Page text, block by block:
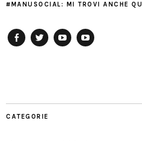
#MANUSOCIAL: MI TROVI ANCHE QUI
CATEGORIE